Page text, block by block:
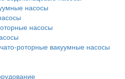
насосы
насосы
роторные вакуумные насосы